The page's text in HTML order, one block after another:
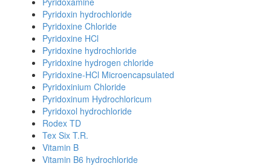
Pyridoxin hydrochloride
Pyridoxine Chloride
Pyridoxine HCl
Pyridoxine hydrochloride
Pyridoxine hydrogen chloride
Pyridoxine-HCl Microencapsulated
Pyridoxinium Chloride
Pyridoxinum Hydrochloricum
Pyridoxol hydrochloride
Rodex TD
Tex Six T.R.
Vitamin B
Vitamin B6 hydrochloride